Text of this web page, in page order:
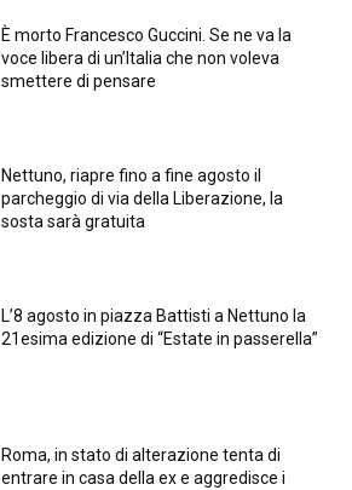
È morto Francesco Guccini. Se ne va la
voce libera di un’Italia che non voleva
smettere di pensare
Nettuno, riapre fino a fine agosto il
parcheggio di via della Liberazione, la
sosta sarà gratuita
L’8 agosto in piazza Battisti a Nettuno la
21esima edizione di “Estate in passerella”
Roma, in stato di alterazione tenta di
entrare in casa della ex e aggredisce i